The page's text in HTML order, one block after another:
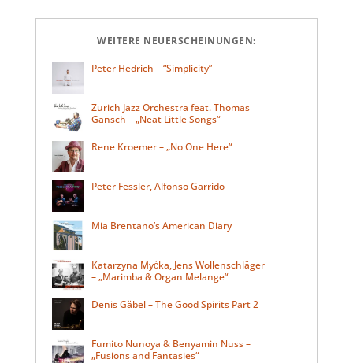
WEITERE NEUERSCHEINUNGEN:
Peter Hedrich – “Simplicity”
Zurich Jazz Orchestra feat. Thomas
Gansch – „Neat Little Songs“
Rene Kroemer – „No One Here“
Peter Fessler, Alfonso Garrido
Mia Brentano’s American Diary
Katarzyna Myćka, Jens Wollenschläger
– „Marimba & Organ Melange“
Denis Gäbel – The Good Spirits Part 2
Fumito Nunoya & Benyamin Nuss –
„Fusions and Fantasies“